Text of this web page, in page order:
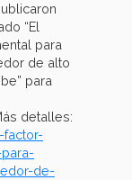
“El
para
de alto
para
detalles:
de-